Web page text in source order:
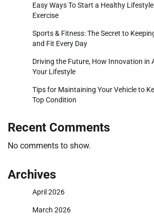
Easy Ways To Start a Healthy
Exercise
Sports & Fitness: The Secret to
and Fit Every Day
Driving the Future, How Innovation in
Your Lifestyle
Tips for Maintaining Your Vehicle to
Top Condition
Recent Comments
No comments to show.
Archives
April 2026
March 2026